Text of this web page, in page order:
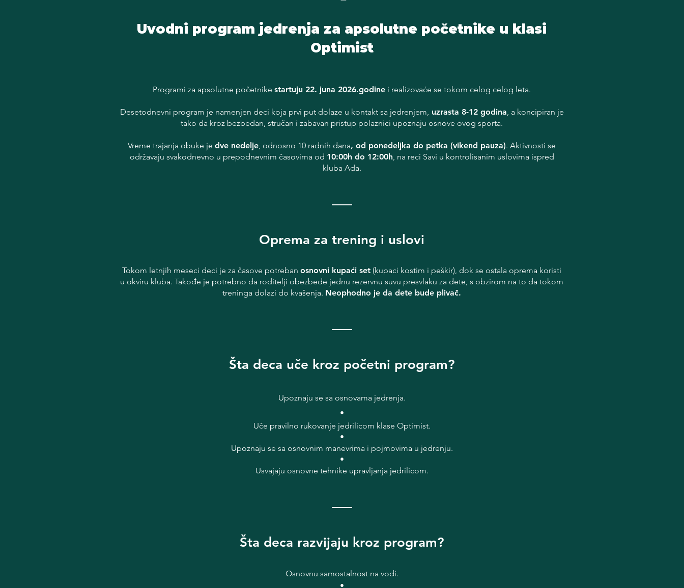
Uvodni program jedrenja za apsolutne početnike u klasi
Optimist
Programi za apsolutne početnike startuju 22. juna 2026.godine i realizovaće se tokom celog celog leta.
Desetodnevni program je namenjen deci koja prvi put dolaze u kontakt sa jedrenjem, uzrasta 8-12 godina, a koncipiran je
tako da kroz bezbedan, stručan i zabavan pristup polaznici upoznaju osnove ovog sporta.
Vreme trajanja obuke je dve nedelje, odnosno 10 radnih dana, od ponedeljka do petka (vikend pauza). Aktivnosti se
održavaju svakodnevno u prepodnevnim časovima od 10:00h do 12:00h, na reci Savi u kontrolisanim uslovima ispred
kluba Ada.
Oprema za trening i uslovi​
Tokom letnjih meseci deci je za časove potreban osnovni kupaći set (kupaci kostim i peškir), dok se ostala oprema koristi
u okviru kluba. Takođe je potrebno da roditelji obezbede jednu rezervnu suvu presvlaku za dete, s obzirom na to da tokom
treninga dolazi do kvašenja. Neophodno je da dete bude plivač.
Šta deca uče kroz početni program?
Upoznaju se sa osnovama jedrenja.
•
Uče pravilno rukovanje jedrilicom klase Optimist.
•
Upoznaju se sa osnovnim manevrima i pojmovima u jedrenju.
•
Usvajaju osnovne tehnike upravljanja jedrilicom.
Šta deca razvijaju kroz program?
Osnovnu samostalnost na vodi.
•